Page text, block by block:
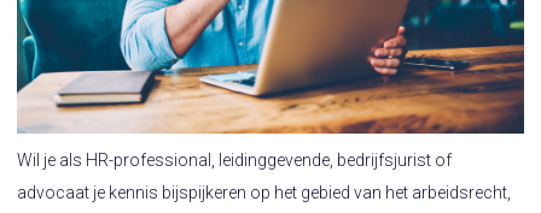
Wil je als HR-professional, leidinggevende, bedrijfsjurist of
advocaat je kennis bijspijkeren op het gebied van het arbeidsrecht,